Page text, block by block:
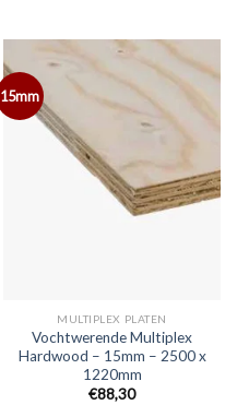
15mm
MULTIPLEX PLATEN
Vochtwerende Multiplex
Hardwood – 15mm – 2500 x
1220mm
€88,30